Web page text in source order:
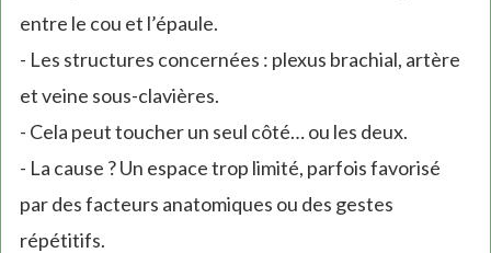
entre le cou et l’épaule.
- Les structures concernées : plexus brachial, artère
et veine sous-clavières.
- Cela peut toucher un seul côté… ou les deux.
- La cause ? Un espace trop limité, parfois favorisé
par des facteurs anatomiques ou des gestes
répétitifs.